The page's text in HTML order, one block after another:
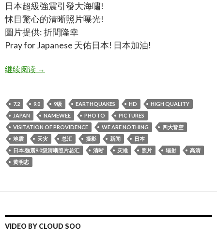
日本超級強震引發大海嘯!
怵目驚心的清晰照片曝光!
圖片提供: 折間隆幸
Pray for Japanese 天佑日本! 日本加油!
继续阅读日本.強震9.0级清晰照片总汇,japan 9.0earthquakes
→
7.2 9.0 9级 EARTHQUAKES HD
HIGH QUALITY
JAPAN
NAMEWEE PHOTO
PICTURES
VISITATION OF PROVIDENCE
WE ARE NOTHING
四大皆空
地震
天灾 总汇 摄影 新闻
日本
日本.強震9.0级清晰照片总汇
清晰 灾难 照片 辐射
高清
黄明志
VIDEO BY CLOUD SOO